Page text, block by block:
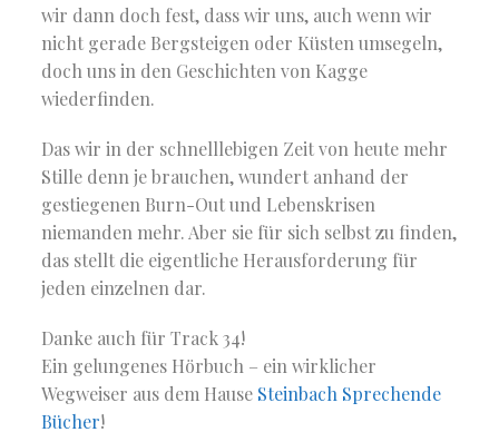
wir dann doch fest, dass wir uns, auch wenn wir
nicht gerade Bergsteigen oder Küsten umsegeln,
doch uns in den Geschichten von Kagge
wiederfinden.
Das wir in der schnelllebigen Zeit von heute mehr
Stille denn je brauchen, wundert anhand der
gestiegenen Burn-Out und Lebenskrisen
niemanden mehr. Aber sie für sich selbst zu finden,
das stellt die eigentliche Herausforderung für
jeden einzelnen dar.
Danke auch für Track 34!
Ein gelungenes Hörbuch – ein wirklicher
Wegweiser aus dem Hause Steinbach Sprechende
Bücher!